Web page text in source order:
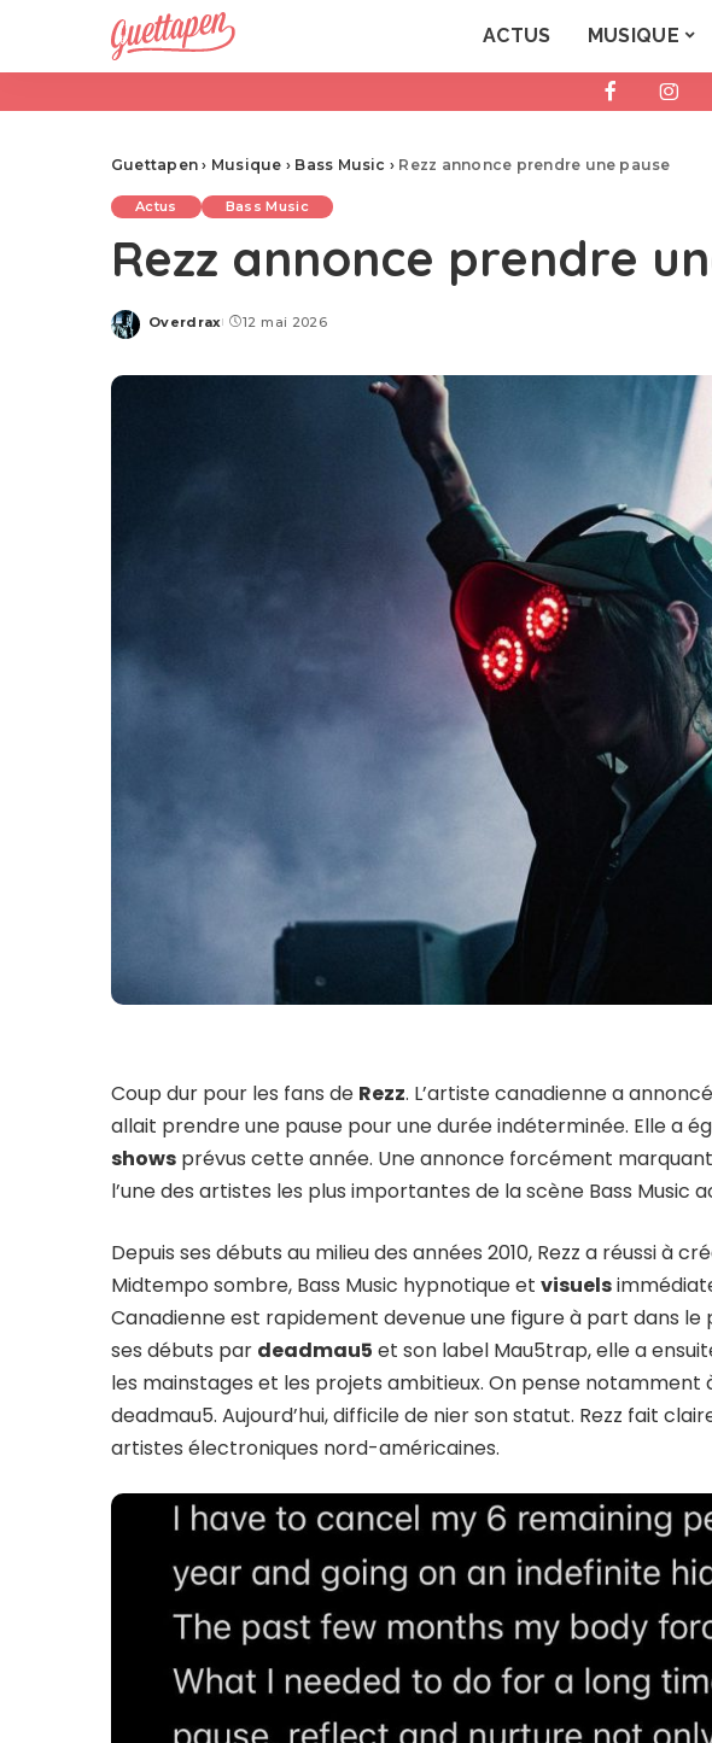
ACTUS MUSIQUE
Guettapen › Musique › Bass Music › Rezz annonce prendre une pause
Actus Bass Music
Rezz annonce prendre
Posted
Overdrax 12 mai 2026
Coup dur pour les fans de Rezz. L’artiste canadienne a
allait prendre une pause pour une durée indéterminée. Elle a
shows prévus cette année. Une annonce forcément
l’une des artistes les plus importantes de la scène Bass Music
Depuis ses débuts au milieu des années 2010, Rezz a réussi à
Midtempo sombre, Bass Music hypnotique etvisuels
Canadienne est rapidement devenue une figure à part dans le
ses débuts par deadmau5 et son label Mau5trap, elle a
les mainstages et les projets ambitieux. On pense notamment
deadmau5. Aujourd’hui, difficile de nier son statut. Rezz fait
artistes électroniques nord-américaines.